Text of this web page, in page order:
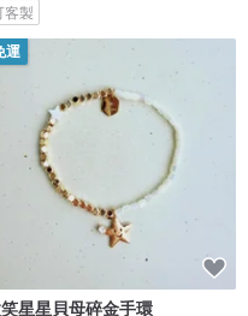
客製
運
星星貝母碎金手環